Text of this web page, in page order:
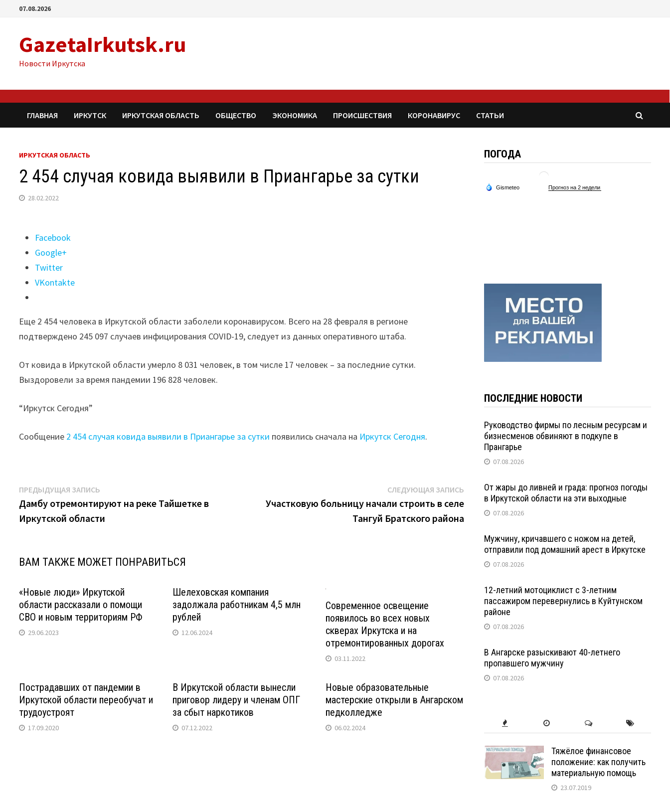
Перейти07.08.2026
GazetaIrkutsk.ru
Новости Иркутска
ГЛАВНАЯ ИРКУТСК ИРКУТСКАЯ ОБЛАСТЬ ОБЩЕСТВО ЭКОНОМИКА ПРОИСШЕСТВИЯ КОРОНАВИРУС СТАТЬИ
ИРКУТСКАЯ ОБЛАСТЬ
2 454 случая ковида выявили в Приангарье за сутки
28.02.2022
Поделиться
"2
454
случая
ковида
в
Приангарье
сутки"
Facebook
Google+
Twitter
VKontakte
Еще 2 454 человека в Иркутской области заболели коронавирусом. Всего на 28 февраля в регионе
подтверждено 245 097 случаев инфицирования COVID-19, следует из данных оперативного штаба.
От ковида в Иркутской области умерло 8 031 человек, в том числе 17 человек – за последние сутки.
Выздоровели за время пандемии 196 828 человек.
“Иркутск Сегодня”
Сообщение 2 454 случая ковида выявили в Приангарье за сутки появились сначала на Иркутск Сегодня.
Навигация
по
записям
ПРЕДЫДУЩАЯ ЗАПИСЬ
запись:
Дамбу отремонтируют на реке Тайшетке в
Иркутской области
СЛЕДУЮЩАЯ ЗАПИСЬСледующая
запись:
Участковую больницу начали строить в селе
Тангуй Братского района
ВАМ ТАКЖЕ МОЖЕТ ПОНРАВИТЬСЯ
«Новые люди» Иркутской
области рассказали о помощи
СВО и новым территориям РФ
29.06.2023
Шелеховская компания
задолжала работникам 4,5 млн
рублей
12.06.2024
Современное освещение
появилось во всех новых
скверах Иркутска и на
отремонтированных дорогах
03.11.2022
Пострадавших от пандемии в
Иркутской области переобучат и
трудоустроят
17.09.2020
В Иркутской области вынесли
приговор лидеру и членам ОПГ
за сбыт наркотиков
07.12.2022
Новые образовательные
мастерские открыли в Ангарском
педколледже
06.02.2024
ПОГОДА
ПОСЛЕДНИЕ НОВОСТИ
Руководство фирмы по лесным ресурсам и
бизнесменов обвиняют в подкупе в
Прангарье
07.08.2026
От жары до ливней и града: прогноз погоды
в Иркутской области на эти выходные
07.08.2026
Мужчину, кричавшего с ножом на детей,
отправили под домашний арест в Иркутске
07.08.2026
12-летний мотоциклист с 3-летним
пассажиром перевернулись в Куйтунском
районе
07.08.2026
В Ангарске разыскивают 40-летнего
пропавшего мужчину
07.08.2026
Тяжёлое финансовое
положение: как получить
материальную помощь
23.07.2019